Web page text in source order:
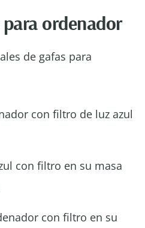
ordenador
de gafas para
con filtro de luz azul
con filtro en su masa
con filtro en su